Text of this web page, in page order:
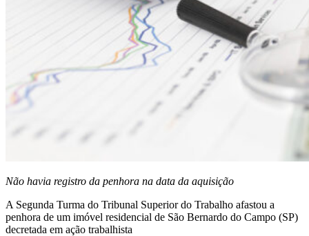
Não havia registro da penhora na data da aquisição
A Segunda Turma do Tribunal Superior do Trabalho afastou a
penhora de um imóvel residencial de São Bernardo do Campo (SP)
decretada em ação trabalhista